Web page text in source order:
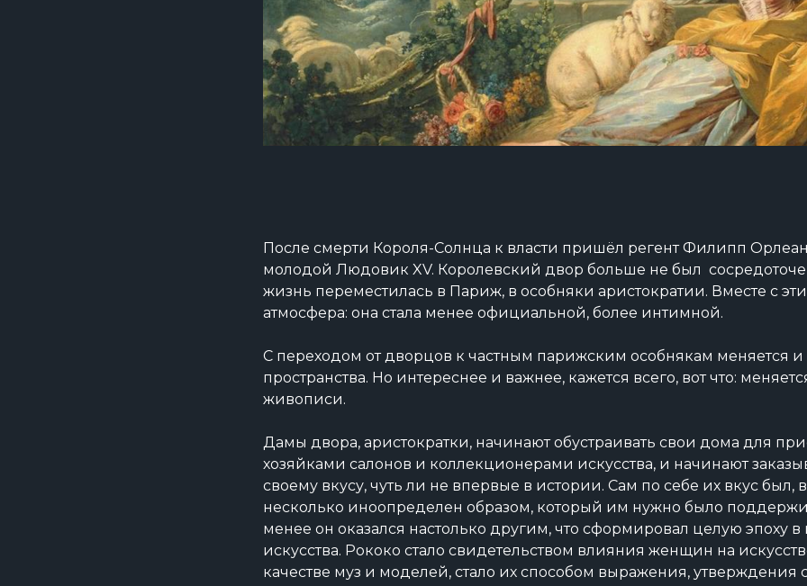
После смерти Короля-Солнца к власти пришёл регент Филипп
молодой Людовик XV. Королевский двор больше не был
жизнь переместилась в Париж, в особняки аристократии. Вместе с
атмосфера: она стала менее официальной, более интимной.
С переходом от дворцов к частным парижским особнякам меняется и
пространства. Но интереснее и важнее, кажется всего, вот что:
живописи.
Дамы двора, аристократки, начинают обустраивать свои дома для
хозяйками салонов и коллекционерами искусства, и начинают
своему вкусу, чуть ли не впервые в истории. Сам по себе их вкус был,
несколько иноопределен образом, который им нужно было
менее он оказался настолько другим, что сформировал целую эпоху в
искусства. Рококо стало свидетельством влияния женщин на
качестве муз и моделей, стало их способом выражения, утверждения